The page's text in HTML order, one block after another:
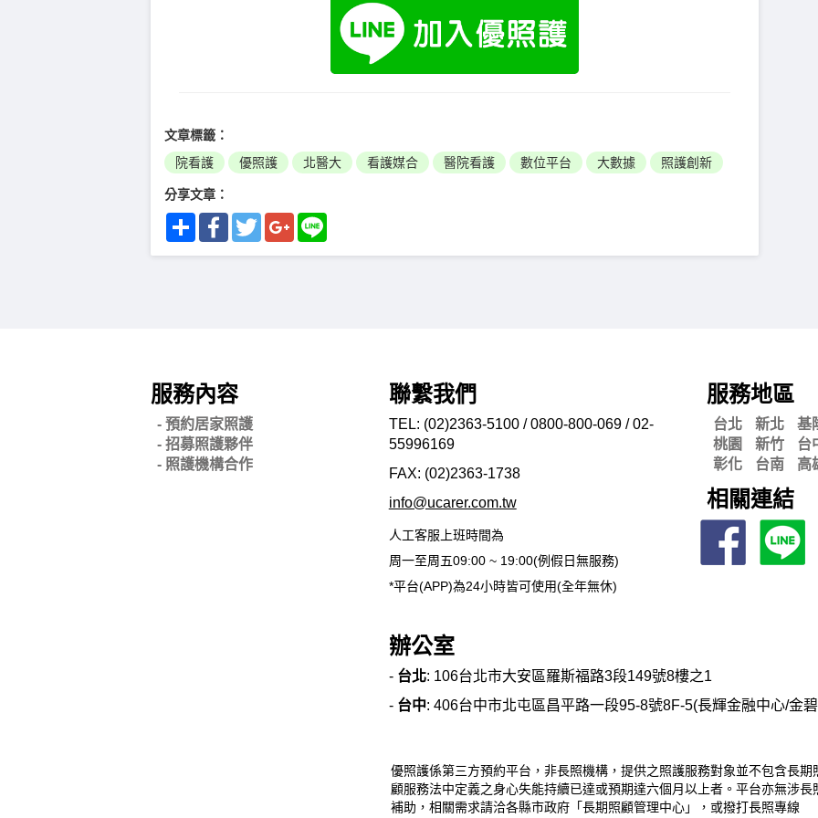
文章標籤：
院看護
優照護 北醫大 看護媒合 醫院看護 數位平台 大數據 照護創新
分享文章：
ShareFacebookTwitterGoogle+Line
服務內容
- 預約居家照護
- 招募照護夥伴
- 照護機構合作
聯繫我們
TEL: (02)2363-5100 / 0800-800-069 / 02-
55996169
FAX: (02)2363-1738
info@ucarer.com.tw
人工客服上班時間為
周一至周五09:00 ~ 19:00(例假日無服務)
*平台(APP)為24小時皆可使用(全年無休)
服務地區
台北 新北
基
桃園
新竹
台
彰化
台南 高
相關連結
辦公室
- 台北: 106台北市大安區羅斯福路3段149號8樓之1
- 台中: 406台中市北屯區昌平路一段95-8號8F-5(長輝金融中心/金
優照護係第三方預約平台，非長照機構，提供之照護服務對象並不包含長期
顧服務法中定義之身心失能持續已達或預期達六個月以上者。平台亦無涉長
補助，相關需求請洽各縣市政府「長期照顧管理中心」，或撥打長照專線